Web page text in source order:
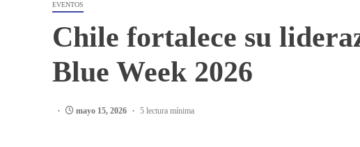
EVENTOS
Chile fortalece su
Blue Week 2026
mayo 15, 2026 5 lectura mínima